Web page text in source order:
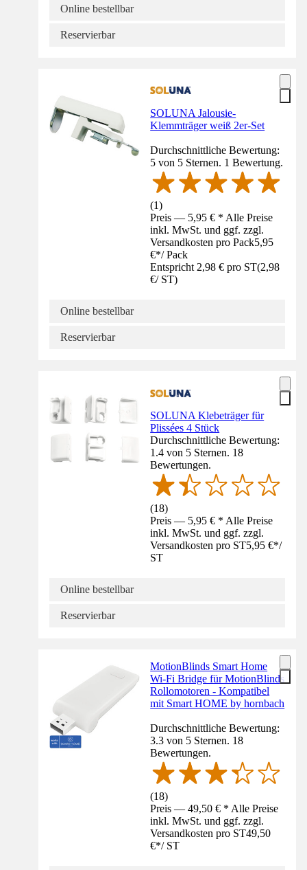
Online bestellbar
Reservierbar
SOLUNA Jalousie-
Klemmträger weiß 2er-Set
Durchschnittliche Bewertung:
5 von 5 Sternen. 1 Bewertung.
(1)
Preis — 5,95 € * Alle Preise
inkl. MwSt. und ggf. zzgl.
Versandkosten pro Pack5,95
€*/ Pack
Entspricht 2,98 € pro ST(2,98
€/ ST)
Online bestellbar
Reservierbar
SOLUNA Klebeträger für
Plissées 4 Stück
Durchschnittliche Bewertung:
1.4 von 5 Sternen. 18
Bewertungen.
(18)
Preis — 5,95 € * Alle Preise
inkl. MwSt. und ggf. zzgl.
Versandkosten pro ST5,95 €*/
ST
Online bestellbar
Reservierbar
MotionBlinds Smart Home
Wi-Fi Bridge für MotionBlinds
Rollomotoren - Kompatibel
mit Smart HOME by hornbach
Durchschnittliche Bewertung:
3.3 von 5 Sternen. 18
Bewertungen.
(18)
Preis — 49,50 € * Alle Preise
inkl. MwSt. und ggf. zzgl.
Versandkosten pro ST49,50
€*/ ST